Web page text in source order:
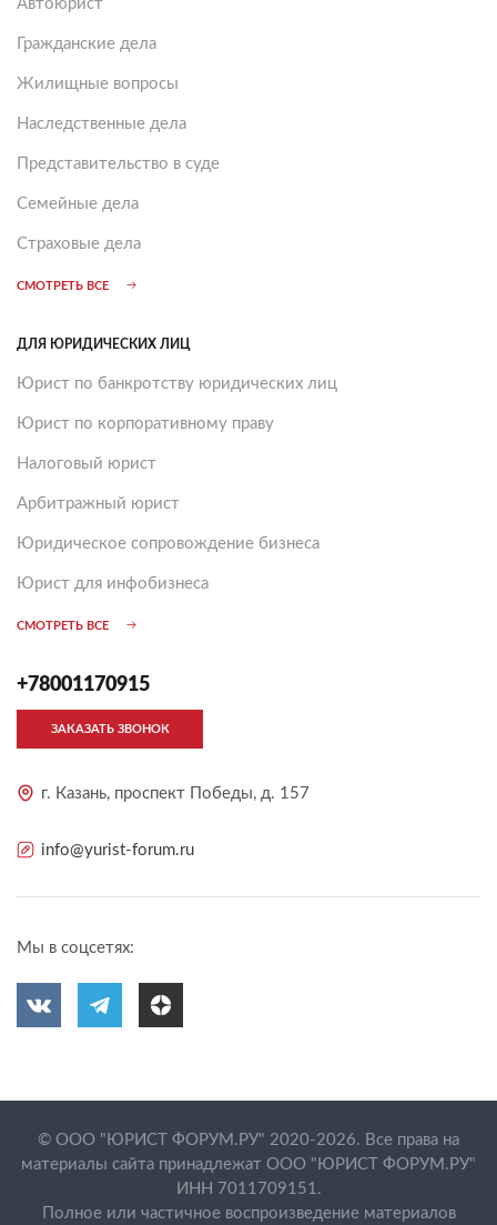
Автоюрист
Гражданские дела
Жилищные вопросы
Наследственные дела
Представительство в суде
Семейные дела
Страховые дела
СМОТРЕТЬ ВСЕ
ДЛЯ ЮРИДИЧЕСКИХ ЛИЦ
Юрист по банкротству юридических лиц
Юрист по корпоративному праву
Налоговый юрист
Арбитражный юрист
Юридическое сопровождение бизнеса
Юрист для инфобизнеса
СМОТРЕТЬ ВСЕ
+78001170915
ЗАКАЗАТЬ ЗВОНОК
г. Казань, проспект Победы, д. 157
info@yurist-forum.ru
Мы в соцсетях:
© ООО "ЮРИСТ ФОРУМ.РУ" 2020-2026. Все права на
материалы сайта принадлежат ООО "ЮРИСТ ФОРУМ.РУ"
ИНН 7011709151.
Полное или частичное воспроизведение материалов